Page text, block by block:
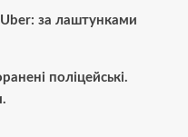
Uber: за лаштунками
поліцейські.